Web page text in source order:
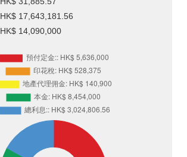
HK$ 17,643,181.56
HK$ 14,090,000